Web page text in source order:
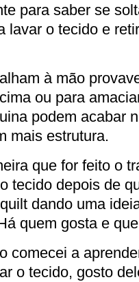
para saber se
lavar o tecido e
à mão
ou para
podem acabar
mais estrutura.
que for feito o
tecido depois de
dando uma
quem gosta e
comecei a
o tecido, gosto